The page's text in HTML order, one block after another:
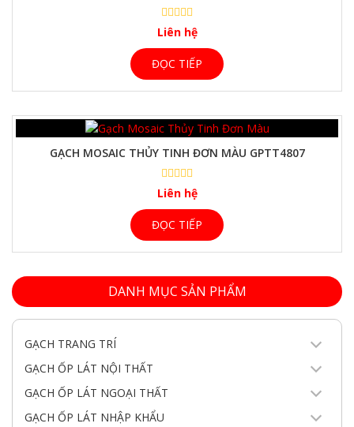
Liên hệ
ĐỌC TIẾP
GẠCH MOSAIC THỦY TINH ĐƠN MÀU GPTT4807
Liên hệ
ĐỌC TIẾP
DANH MỤC SẢN PHẨM
GẠCH TRANG TRÍ
GẠCH ỐP LÁT NỘI THẤT
GẠCH ỐP LÁT NGOẠI THẤT
GẠCH ỐP LÁT NHẬP KHẨU